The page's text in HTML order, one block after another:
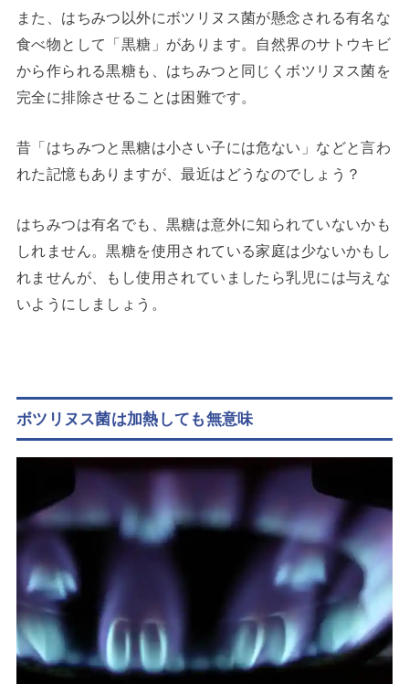
また、はちみつ以外にボツリヌス菌が懸念される有名な
食べ物として「黒糖」があります。自然界のサトウキビ
から作られる黒糖も、はちみつと同じくボツリヌス菌を
完全に排除させることは困難です。
昔「はちみつと黒糖は小さい子には危ない」などと言わ
れた記憶もありますが、最近はどうなのでしょう？
はちみつは有名でも、黒糖は意外に知られていないかも
しれません。黒糖を使用されている家庭は少ないかもし
れませんが、もし使用されていましたら乳児には与えな
いようにしましょう。
ボツリヌス菌は加熱しても無意味